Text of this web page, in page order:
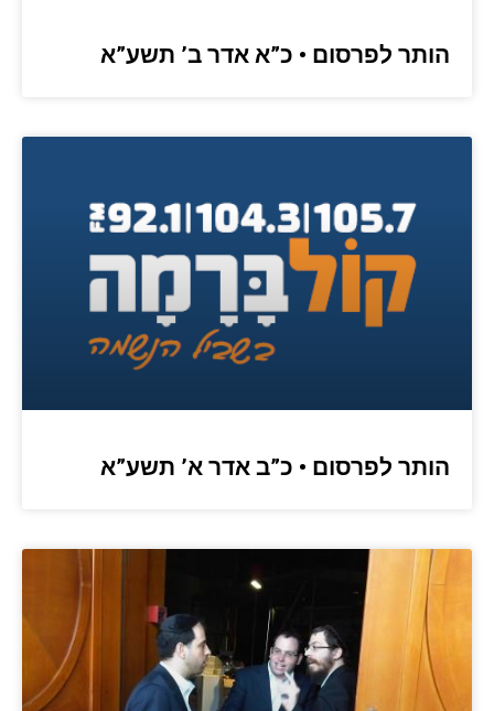
הותר לפרסום • כ”א אדר ב’ תשע”א
הותר לפרסום • כ”ב אדר א’ תשע”א